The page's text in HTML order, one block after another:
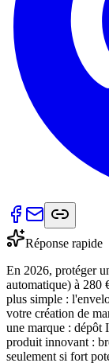
Réponse rapide
En 2026, protéger
automatique) à 280
plus simple :
votre création de
une marque : dépôt
produit innovant :
seulement si fort